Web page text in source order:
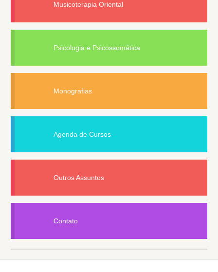
Musicoterapia Oriental
Psicologia e Psicossomática
Monografias
Agenda de Cursos
Outros Assuntos
Contato